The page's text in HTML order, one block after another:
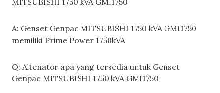
A: Genset Genpac MITSUBISHI 1750 kVA GMI1750
memiliki Prime Power 1750kVA
Q: Altenator apa yang tersedia untuk Genset
Genpac MITSUBISHI 1750 kVA GMI1750